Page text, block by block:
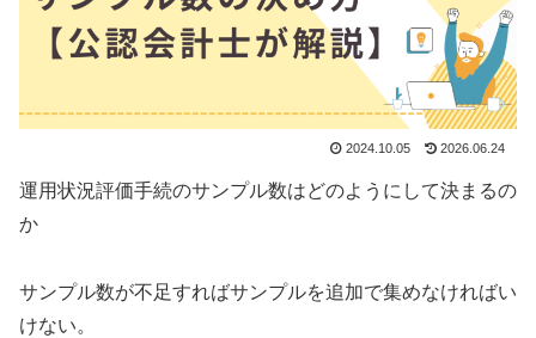
2024.10.05 2026.06.24
運用状況評価手続のサンプル数はどのようにして決まるの
か
サンプル数が不足すればサンプルを追加で集めなければい
けない。